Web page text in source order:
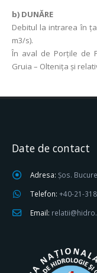
b) DUNĂRE
Debitul la intrarea în
m3/s).
În aval de Porţile de
Gruia – Olteniţa și
Date de contact
Adresa: Șos.
Telefon: +40-21-
Email: